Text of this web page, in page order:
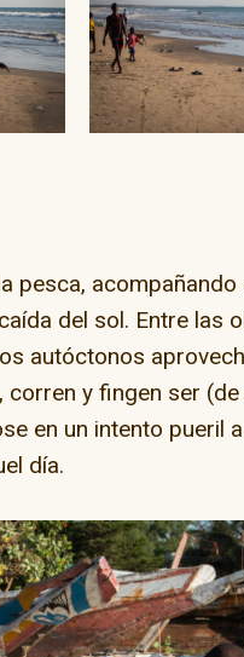
pesca, acompañando
del sol. Entre las
autóctonos
y fingen ser (de
en un intento pueril
día.